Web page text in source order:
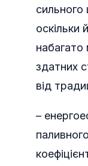
оскільки
набагато
здатних
від
–